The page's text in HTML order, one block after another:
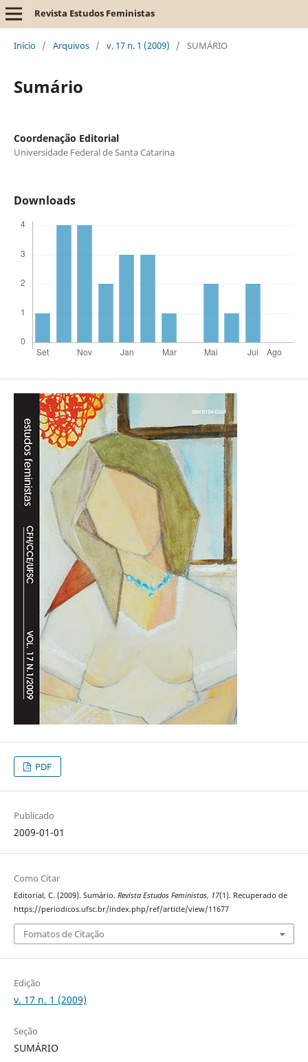
Revista Estudos Feministas
Início / Arquivos / v. 17 n. 1 (2009) / SUMÁRIO
Sumário
Coordenação Editorial
Universidade Federal de Santa Catarina
Downloads
PDF
Publicado
2009-01-01
Como Citar
Editorial, C. (2009). Sumário. Revista Estudos Feministas, 17(1). Recuperado de
https://periodicos.ufsc.br/index.php/ref/article/view/11677
Fomatos de Citação
Edição
v. 17 n. 1 (2009)
Seção
SUMÁRIO